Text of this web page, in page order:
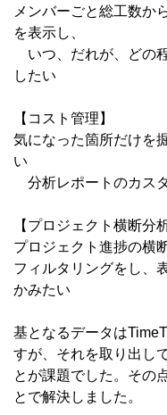
メンバーごと総工数か
を表示し、
いつ、だれが、どの
したい
【コスト管理】
気になった箇所だけを
い
分析レポートのカス
【プロジェクト横断分析
プロジェクト進捗の横
フィルタリングをし、
かみたい
基となるデータは
すが、それを取り出し
とが課題でした。その
とで解決しました。